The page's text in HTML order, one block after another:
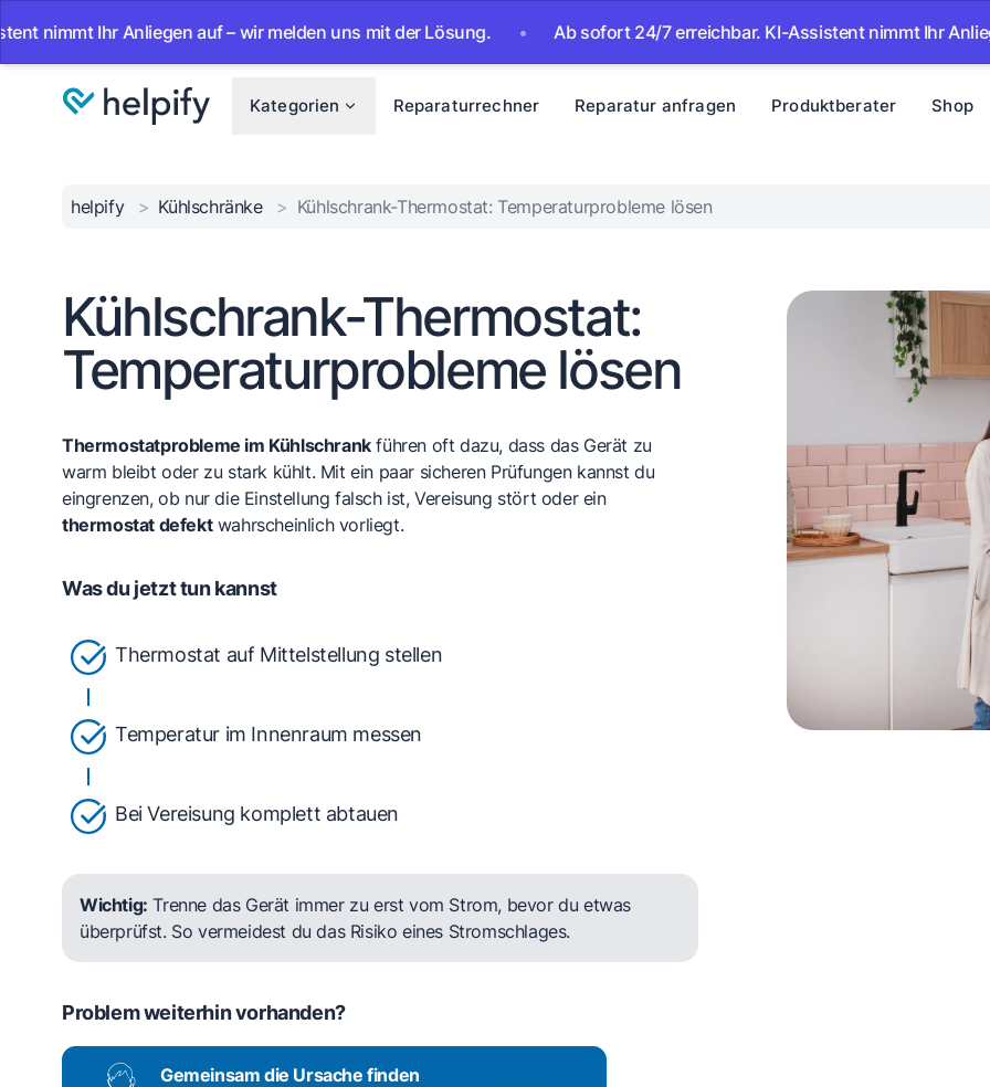
Ihr Anliegen auf – wir melden uns mit der Lösung. • Ab sofort 24/7 erreichbar. KI-Assistent nimmt Ihr Anliegen
Kategorien Reparaturrechner Reparatur anfragen Produktberater Shop
helpify > Kühlschränke > Kühlschrank-Thermostat: Temperaturprobleme lösen
Kühlschrank-Thermostat:
Temperaturprobleme lösen
Thermostatprobleme im Kühlschrankführen oft dazu, dass das Gerät zu
warm bleibt oder zu stark kühlt. Mit ein paar sicheren Prüfungen kannst du
eingrenzen, ob nur die Einstellung falsch ist, Vereisung stört oder ein
thermostat defektwahrscheinlich vorliegt.
Was du jetzt tun kannst
Thermostat auf Mittelstellung stellen
Temperatur im Innenraum messen
Bei Vereisung komplett abtauen
Wichtig: Trenne das Gerät immer zu erst vom Strom, bevor du etwas
überprüfst. So vermeidest du das Risiko eines Stromschlages.
Problem weiterhin vorhanden?
Gemeinsam die Ursache finden